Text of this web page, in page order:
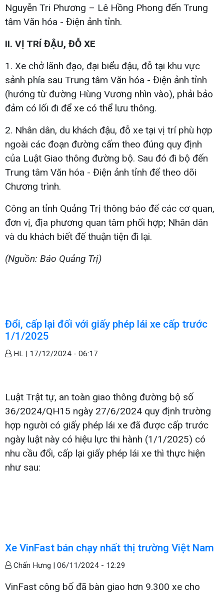
Nguyễn Tri Phương – Lê Hồng Phong đến Trung
tâm Văn hóa - Điện ảnh tỉnh.
II. VỊ TRÍ ĐẬU, ĐỖ XE
1. Xe chở lãnh đạo, đại biểu đậu, đỗ tại khu vực
sảnh phía sau Trung tâm Văn hóa - Điện ảnh tỉnh
(hướng từ đường Hùng Vương nhìn vào), phải bảo
đảm có lối đi để xe có thể lưu thông.
2. Nhân dân, du khách đậu, đỗ xe tại vị trí phù hợp
ngoài các đoạn đường cấm theo đúng quy định
của Luật Giao thông đường bộ. Sau đó đi bộ đến
Trung tâm Văn hóa - Điện ảnh tỉnh để theo dõi
Chương trình.
Công an tỉnh Quảng Trị thông báo để các cơ quan,
đơn vị, địa phương quan tâm phối hợp; Nhân dân
và du khách biết để thuận tiện đi lại.
(Nguồn: Báo Quảng Trị)
Đổi, cấp lại đối với giấy phép lái xe cấp trước
1/1/2025
HL | 17/12/2024 - 06:17
Luật Trật tự, an toàn giao thông đường bộ số
36/2024/QH15 ngày 27/6/2024 quy định trường
hợp người có giấy phép lái xe đã được cấp trước
ngày luật này có hiệu lực thi hành (1/1/2025) có
nhu cầu đổi, cấp lại giấy phép lái xe thì thực hiện
như sau:
Xe VinFast bán chạy nhất thị trường Việt Nam
Chấn Hưng | 06/11/2024 - 12:29
VinFast công bố đã bàn giao hơn 9.300 xe cho